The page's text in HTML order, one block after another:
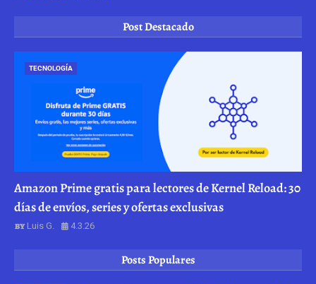
Post Destacado
TECNOLOGÍA
Amazon Prime gratis para lectores de Kernel Reload: 30
días de envíos, series y ofertas exclusivas
Luis G. 4.3.26
Posts Populares